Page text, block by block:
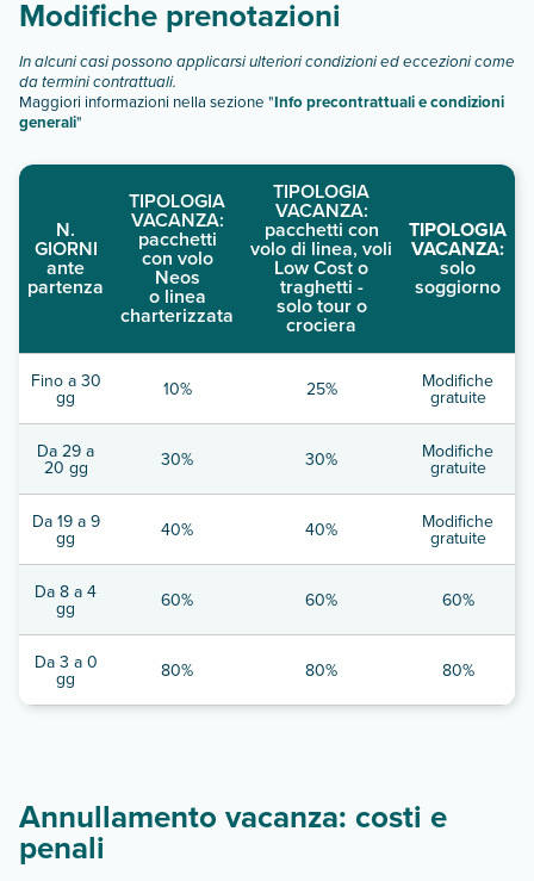
Modifiche prenotazioni
In alcuni casi possono applicarsi ulteriori condizioni ed eccezioni come
da termini contrattuali.
Maggiori informazioni nella sezione "Info precontrattuali e condizioni
generali"
N.
GIORNI
ante
partenza
TIPOLOGIA
VACANZA:
pacchetti
con volo
Neos
o linea
charterizzata
TIPOLOGIA
VACANZA:
pacchetti con
volo di linea, voli
Low Cost o
traghetti -
solo tour o
crociera
TIPOLOGIA
VACANZA:
solo
soggiorno
Fino a 30
gg 10% 25% Modifiche
gratuite
Da 29 a
20 gg 30% 30% Modifiche
gratuite
Da 19 a 9
gg 40% 40% Modifiche
gratuite
Da 8 a 4
gg 60% 60% 60%
Da 3 a 0
gg 80% 80% 80%
Annullamento vacanza: costi e
penali